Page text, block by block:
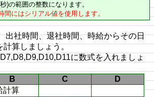
)の範囲の整数になります。
シリアル値を使用します。
出社時間、退社時間、時給からその日
計算しましょう。
に数式を入れましょ
B
C
D
計算